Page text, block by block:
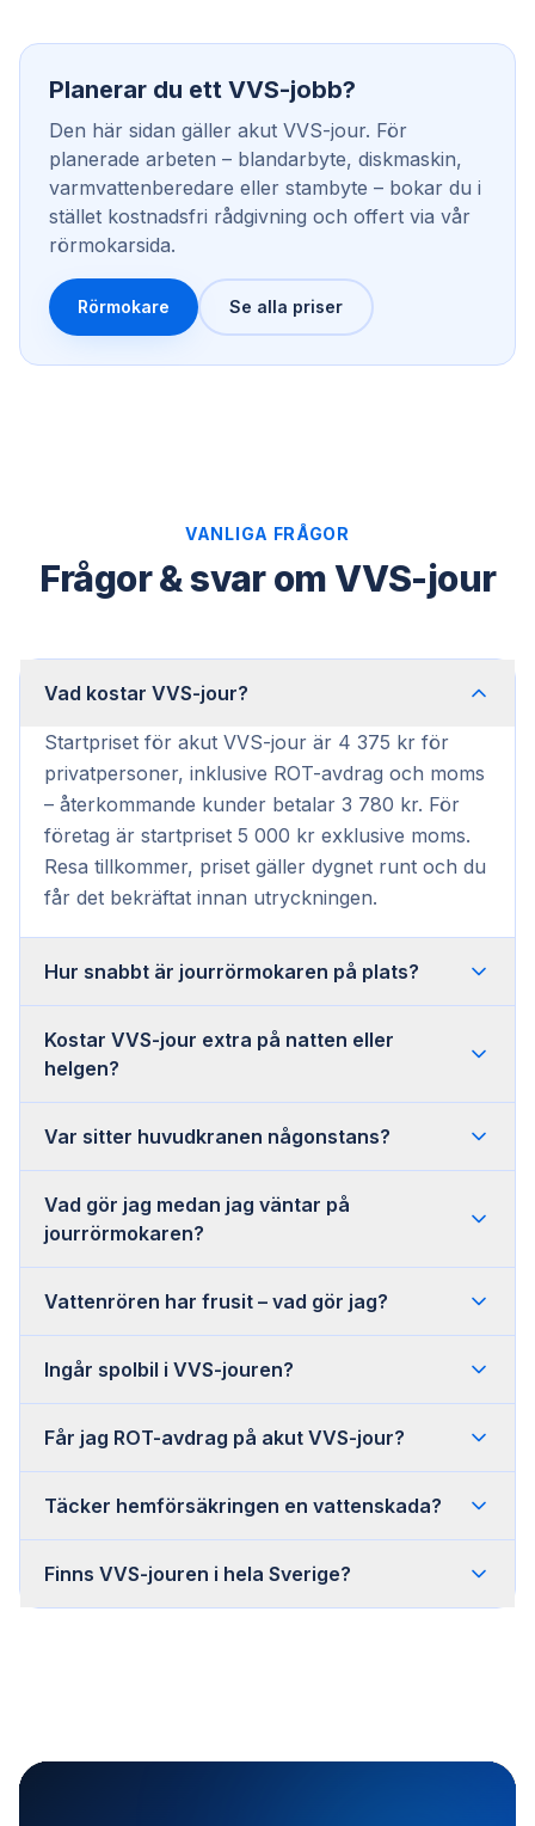
Planerar du ett VVS-jobb?
Den här sidan gäller akut VVS-jour. För
planerade arbeten – blandarbyte, diskmaskin,
varmvattenberedare eller stambyte – bokar du i
stället kostnadsfri rådgivning och offert via vår
rörmokarsida.
Rörmokare Se alla priser
VANLIGA FRÅGOR
Frågor & svar om VVS-jour
Vad kostar VVS-jour?
Startpriset för akut VVS-jour är 4 375 kr för
privatpersoner, inklusive ROT-avdrag och moms
– återkommande kunder betalar 3 780 kr. För
företag är startpriset 5 000 kr exklusive moms.
Resa tillkommer, priset gäller dygnet runt och du
får det bekräftat innan utryckningen.
Hur snabbt är jourrörmokaren på plats?
Kostar VVS-jour extra på natten eller
helgen?
Var sitter huvudkranen någonstans?
Vad gör jag medan jag väntar på
jourrörmokaren?
Vattenrören har frusit – vad gör jag?
Ingår spolbil i VVS-jouren?
Får jag ROT-avdrag på akut VVS-jour?
Täcker hemförsäkringen en vattenskada?
Finns VVS-jouren i hela Sverige?